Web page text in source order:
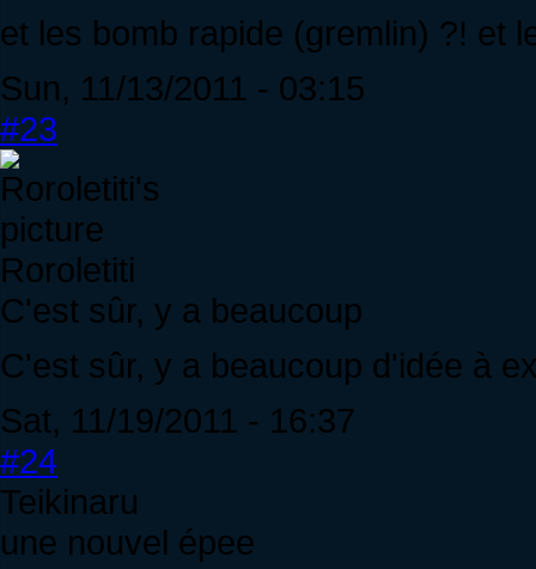
et les bomb rapide (gremlin) ?! et
Sun, 11/13/2011 - 03:15
#23
Roroletiti
C'est sûr, y a beaucoup
C'est sûr, y a beaucoup d'idée à
Sat, 11/19/2011 - 16:37
#24
Teikinaru
une nouvel épee